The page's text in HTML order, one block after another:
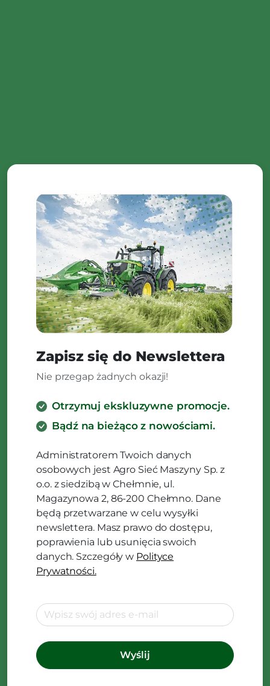
Zapisz się do Newslettera
Nie przegap żadnych okazji!
Otrzymuj ekskluzywne promocje.
Bądź na bieżąco z nowościami.
Administratorem Twoich danych
osobowych jest Agro Sieć Maszyny Sp. z
o.o. z siedzibą w Chełmnie, ul.
Magazynowa 2, 86-200 Chełmno. Dane
będą przetwarzane w celu wysyłki
newslettera. Masz prawo do dostępu,
poprawienia lub usunięcia swoich
danych. Szczegóły w Polityce
Prywatności.